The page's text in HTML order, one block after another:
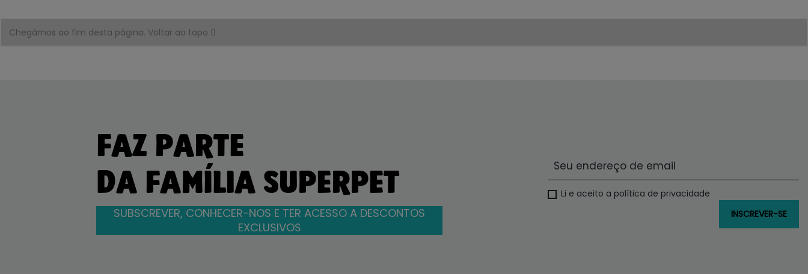
Chegámos ao fim desta página. Voltar ao topo
FAZ PARTE
DA FAMÍLIA SUPERPET
SUBSCREVER, CONHECER-NOS E TER ACESSO A DESCONTOS
EXCLUSIVOS
Li e aceito a política de privacidade